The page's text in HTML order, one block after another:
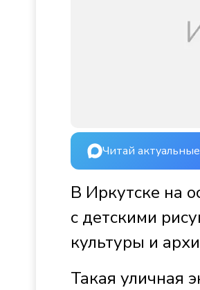
Читай
В Иркутске на
с детскими
культуры и
Такая уличная